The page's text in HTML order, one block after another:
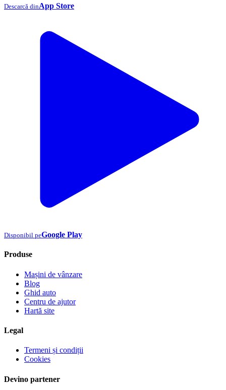
Descarcă dinApp Store
Disponibil peGoogle Play
Produse
Mașini de vânzare
Blog
Ghid auto
Centru de ajutor
Hartă site
Legal
Termeni și condiții
Cookies
Devino partener